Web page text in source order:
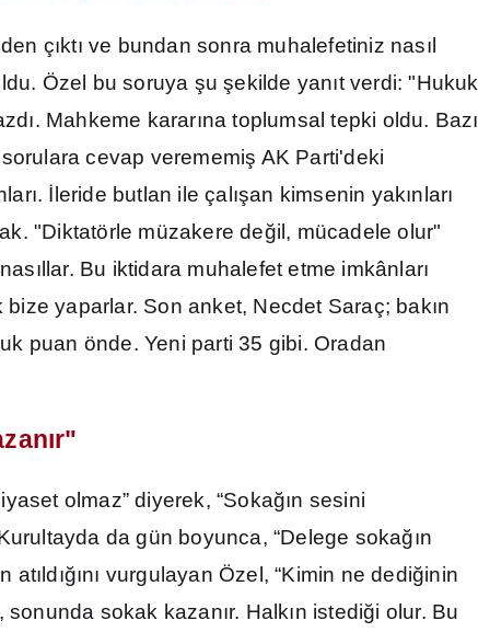
çıktı ve bundan sonra muhalefetiniz nası
Özel bu soruya şuşekilde yanıt verdi: "Hukuk
ı. Mahkeme kararına toplumsal tepki oldu. Bazı
cevap verememiş AK Parti'deki
ı. İ leride butlan ile çal ışan kimsenin yakınları
"Diktatörle müzakere değil, mücadele olur"
ı llar. Bu iktidara muhalefet etme imkânları
bize yaparlar. Son anket, Necdet Saraç; bakın
puan önde. Yeni parti 35 gibi. Oradan
ır"
olmaz” diyerek, “Sokağın sesini
da gün boyunca, “Delege sokağın
n atı ld ığını vurgulayan Özel, “Kimin ne dediğinin
sonunda sokak kazanır. Halkın istediği olur. Bu